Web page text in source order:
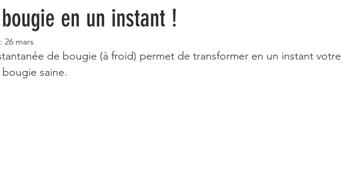
en un instant !
26 mars
de bougie (à froid) permet de transformer en un instant votre
saine.